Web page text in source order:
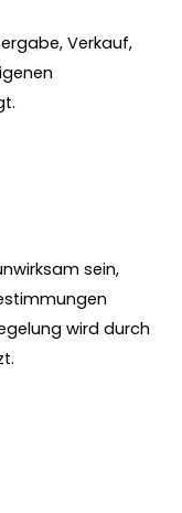
Verkauf,
sein,
wird durch